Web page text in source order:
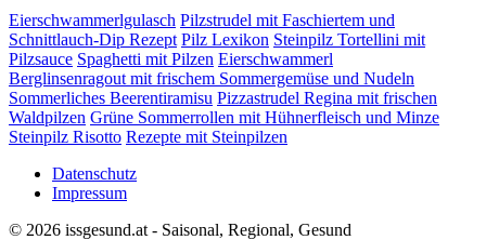
Eierschwammerlgulasch Pilzstrudel mit Faschiertem und
Schnittlauch-Dip Rezept Pilz Lexikon Steinpilz Tortellini mit
Pilzsauce Spaghetti mit Pilzen Eierschwammerl
Berglinsenragout mit frischem Sommergemüse und Nudeln
Sommerliches Beerentiramisu Pizzastrudel Regina mit frischen
Waldpilzen Grüne Sommerrollen mit Hühnerfleisch und Minze
Steinpilz Risotto Rezepte mit Steinpilzen
Datenschutz
Impressum
© 2026 issgesund.at - Saisonal, Regional, Gesund